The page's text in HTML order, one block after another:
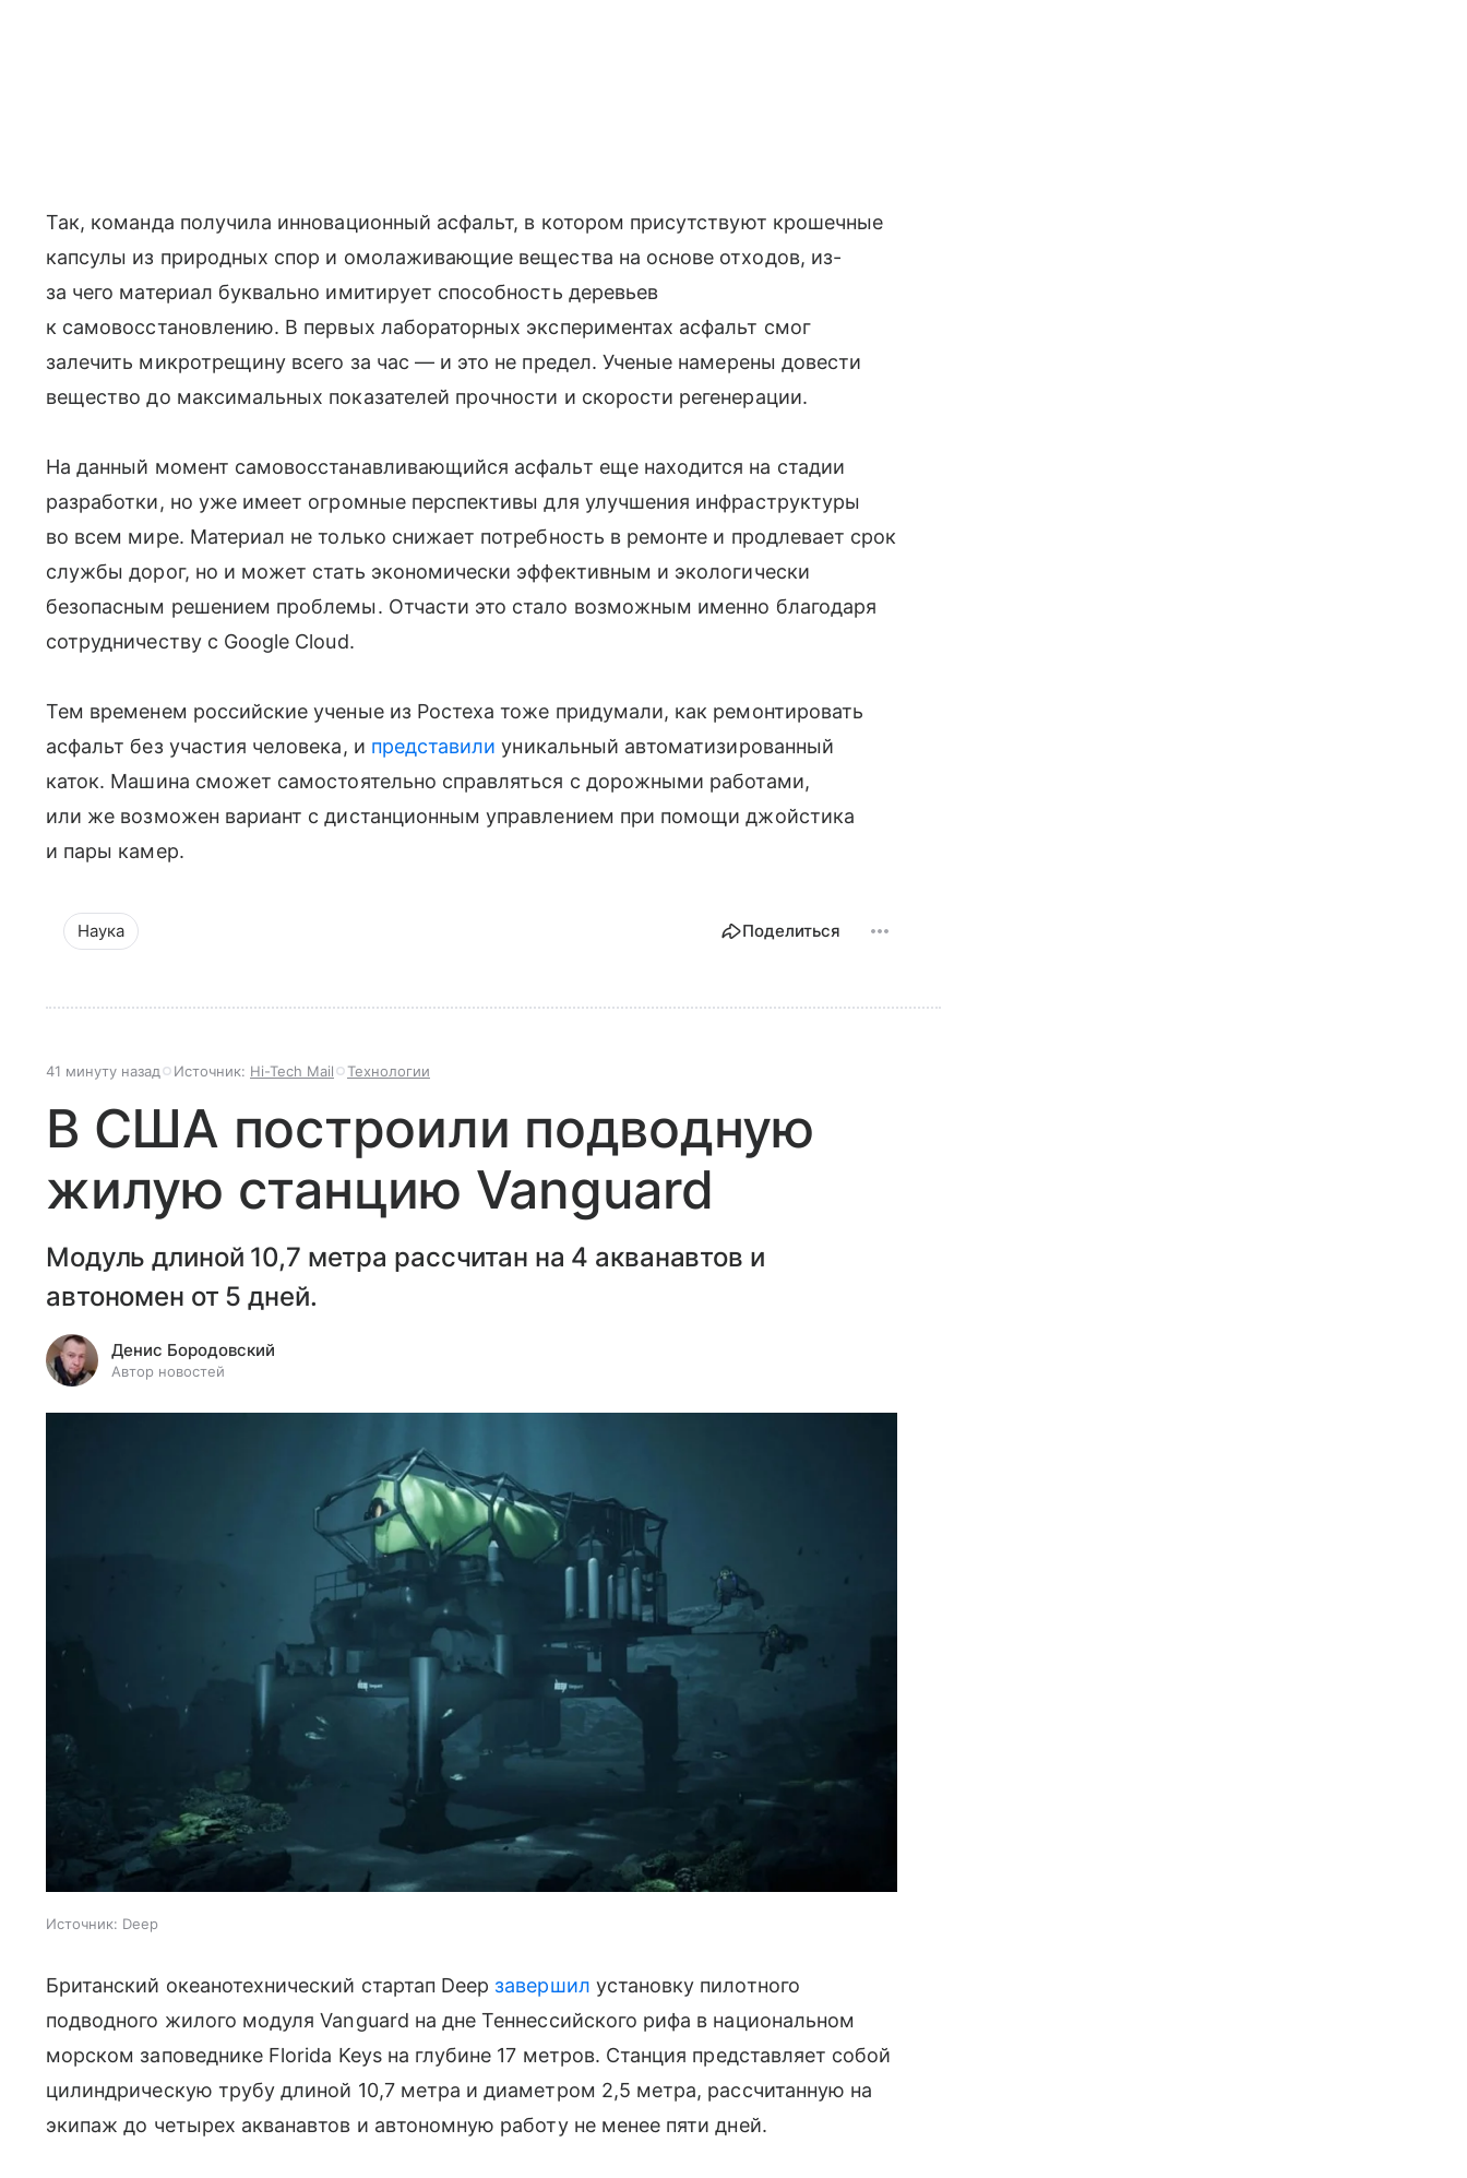
Так, команда получила инновационный асфальт, в котором присутствуют крошечные
капсулы из природных спор и омолаживающие вещества на основе отходов, из-
за чего материал буквально имитирует способность деревьев
к самовосстановлению. В первых лабораторных экспериментах асфальт смог
залечить микротрещину всего за час — и это не предел. Ученые намерены довести
вещество до максимальных показателей прочности и скорости регенерации.
На данный момент самовосстанавливающийся асфальт еще находится на стадии
разработки, но уже имеет огромные перспективы для улучшения инфраструктуры
во всем мире. Материал не только снижает потребность в ремонте и продлевает срок
службы дорог, но и может стать экономически эффективным и экологически
безопасным решением проблемы. Отчасти это стало возможным именно благодаря
сотрудничеству с Google Cloud.
Тем временем российские ученые из Ростеха тоже придумали, как ремонтировать
асфальт без участия человека, и представили уникальный автоматизированный
каток. Машина сможет самостоятельно справляться с дорожными работами,
или же возможен вариант с дистанционным управлением при помощи джойстика
и пары камер.
Наука Поделиться
41 минуту назад Источник: Hi-Tech Mail Технологии
В США построили подводную
жилую станцию Vanguard
Модуль длиной 10,7 метра рассчитан на 4 акванавтов и
автономен от 5 дней.
Денис Бородовский
Автор новостей
Источник: Deep
Британский океанотехнический стартап Deep завершил установку пилотного
подводного жилого модуля Vanguard на дне Теннессийского рифа в национальном
морском заповеднике Florida Keys на глубине 17 метров. Станция представляет собой
цилиндрическую трубу длиной 10,7 метра и диаметром 2,5 метра, рассчитанную на
экипаж до четырех акванавтов и автономную работу не менее пяти дней.